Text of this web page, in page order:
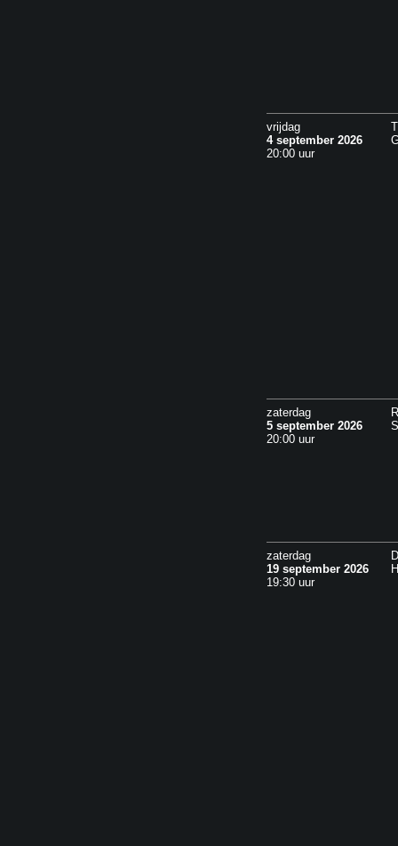
vrijdag
4 september 2026
20:00 uur
zaterdag
5 september 2026
20:00 uur
zaterdag
19 september 2026
19:30 uur